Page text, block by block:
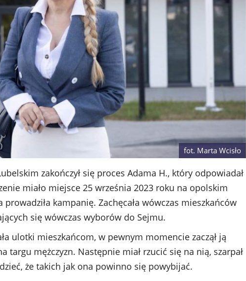
fot. Marta Wcisło
zakończył się proces Adama H., który odpowiadał
miało miejsce 25 września 2023 roku na opolskim
kampanię. Zachęcała wówczas mieszkańców
się wówczas wyborów do Sejmu.
ulotki mieszkańcom, w pewnym momencie zaczął ją
targu mężczyzn. Następnie miał rzucić się na nią, szarpał
że takich jak ona powinno się powybijać.